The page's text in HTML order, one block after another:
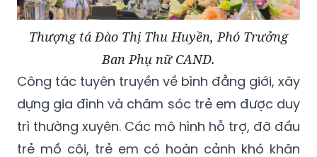
Thượng tá Đào Thị Thu Huyền, Phó Trưởng
Ban Phụ nữ CAND.
Công tác tuyên truyền về bình đẳng giới, xây
dựng gia đình và chăm sóc trẻ em được duy
trì thường xuyên. Các mô hình hỗ trợ, đỡ đầu
trẻ mồ côi, trẻ em có hoàn cảnh khó khăn